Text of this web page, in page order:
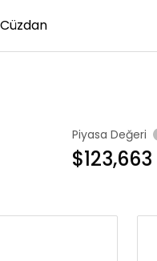
Cüzdan
Piyasa Değeri
$123,663